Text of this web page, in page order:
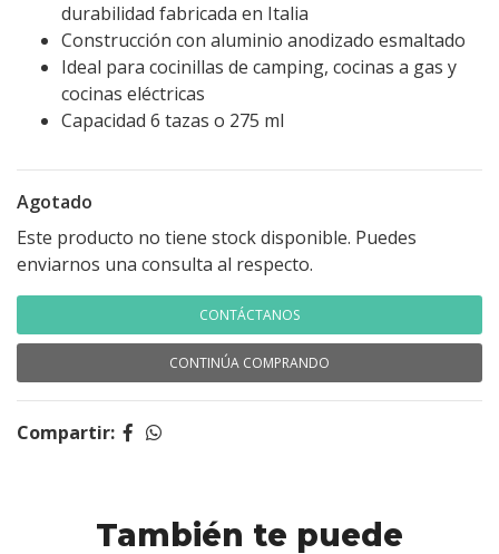
durabilidad fabricada en Italia
Construcción con aluminio anodizado esmaltado
Ideal para cocinillas de camping, cocinas a gas y
cocinas eléctricas
Capacidad 6 tazas o 275 ml
Agotado
Este producto no tiene stock disponible. Puedes
enviarnos una consulta al respecto.
CONTÁCTANOS
CONTINÚA COMPRANDO
Compartir:
También te puede